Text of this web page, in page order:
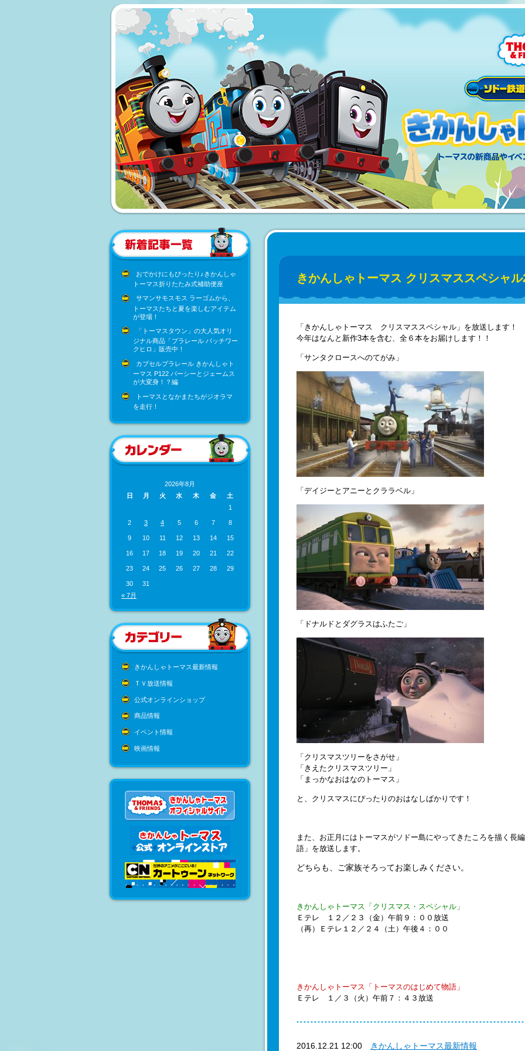
おでかけにもぴったり♪きかんしゃ
トーマス折りたたみ式補助便座
サマンサモスモス ラーゴムから、
トーマスたちと夏を楽しむアイテム
が登場！
「トーマスタウン」の大人気オリ
ジナル商品「プラレール パッチワー
クヒロ」販売中！
カプセルプラレール きかんしゃト
ーマス P122 パーシーとジェームス
が大変身！？編
トーマスとなかまたちがジオラマ
を走行！
2026年8月
日
月 火 水 木 金
土
1
2 3 4 5 6 7 8
9 10 11 12 13 14 15
16 17 18 19 20 21 22
23 24 25 26 27 28 29
30
31
« 7月
きかんしゃトーマス最新情報
ＴＶ放送情報
公式オンラインショップ
商品情報
イベント情報
映画情報
きかんしゃトーマス クリスマススペシャ
「きかんしゃトーマス クリスマススペシャル」を放送します！
今年はなんと新作3本を含む、全６本をお届けします！！
「サンタクロースへのてがみ」
「デイジーとアニーとクララベル」
「ドナルドとダグラスはふたご」
「クリスマスツリーをさがせ」
「きえたクリスマスツリー」
「まっかなおはなのトーマス」
と、クリスマスにぴったりのおはなしばかりです！
また、お正月にはトーマスがソドー島にやってきたころを描く長
語」を放送します。
どちらも、ご家族そろってお楽しみください。
きかんしゃトーマス「クリスマス・スペシャル」
Ｅテレ １２／２３（金）午前９：００放送
（再）Ｅテレ１２／２４（土）午後４：００
きかんしゃトーマス「トーマスのはじめて物語」
Ｅテレ １／３（火）午前７：４３放送
2016.12.21 12:00 きかんしゃトーマス最新情報